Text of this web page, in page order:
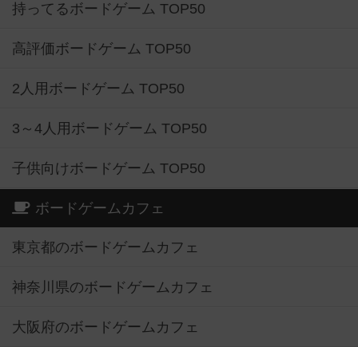
持ってるボードゲーム TOP50
高評価ボードゲーム TOP50
2人用ボードゲーム TOP50
3～4人用ボードゲーム TOP50
子供向けボードゲーム TOP50
ボードゲームカフェ
東京都のボードゲームカフェ
神奈川県のボードゲームカフェ
大阪府のボードゲームカフェ